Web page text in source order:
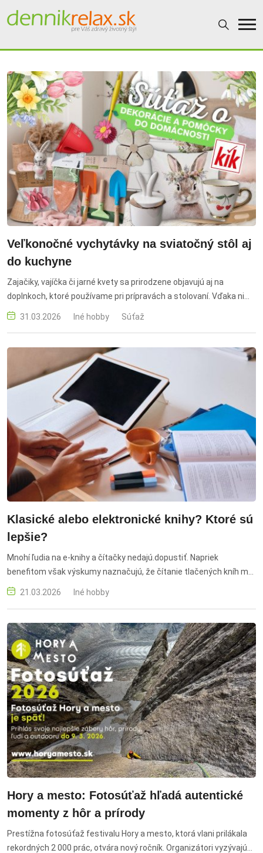
Dennikrelax
Veľkonočné vychytávky na sviatočný stôl aj
do kuchyne
Zajačiky, vajíčka či jarné kvety sa prirodzene objavujú aj na
doplnkoch, ktoré používame pri prípravách a stolovaní. Vďaka nim
získa Vaša domácnosť veselú aj sviatočnú atmosféru.
31.03.2026 Iné hobby Súťaž
Klasické alebo elektronické knihy? Ktoré sú
lepšie?
Mnohí ľudia na e-knihy a čítačky nedajú.dopustiť. Napriek
benefitom však výskumy naznačujú, že čítanie tlačených kníh má
stále zmysel. Je teda lepšie čítať klasické alebo elektronické
knihy? klasické alebo elektronické knihy, čítanie kníh, e-knihy,
21.03.2026 Iné hobby
Hory a mesto: Fotosúťaž hľadá autentické
momenty z hôr a prírody
Prestížna fotosúťaž festivalu Hory a mesto, ktorá vlani prilákala
rekordných 2 000 prác, otvára nový ročník. Organizátori vyzývajú